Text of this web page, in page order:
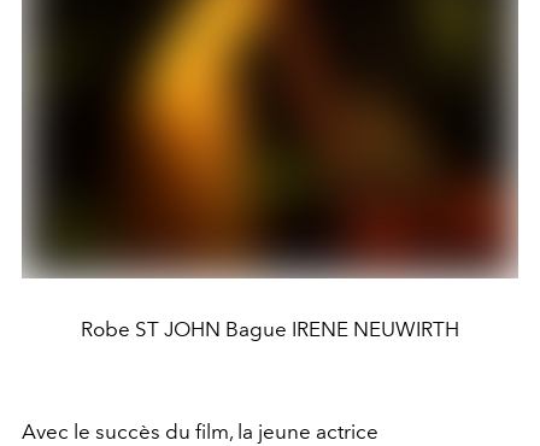
Robe ST JOHN Bague IRENE NEUWIRTH
Avec le succès du film, la jeune actrice